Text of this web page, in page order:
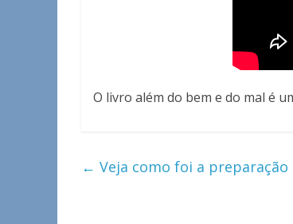
O livro além do bem e do mal é
← Veja como foi a